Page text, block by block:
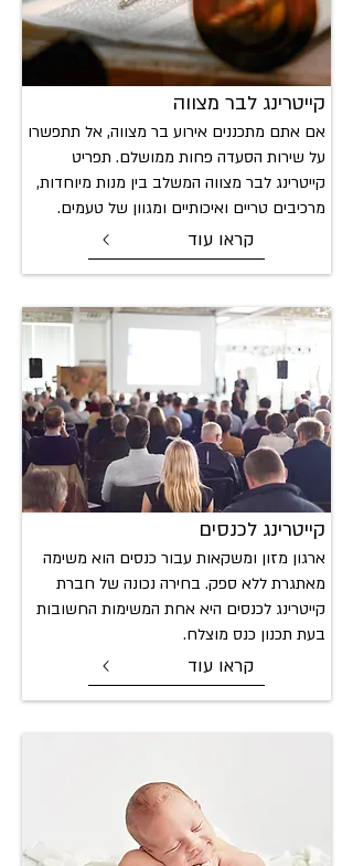
קייטרינג לבר מצווה
אם אתם מתכננים אירוע בר מצווה, אל תתפשרו
על שירות הסעדה פחות ממושלם. תפריט
קייטרינג לבר מצווה המשלב בין מנות מיוחדות,
מרכיבים טריים ואיכותיים ומגוון של טעמים.
קראו עוד
קייטרינג לכנסים
ארגון מזון ומשקאות עבור כנסים הוא משימה
מאתגרת ללא ספק. בחירה נכונה של חברת
קייטרינג לכנסים היא אחת המשימות החשובות
בעת תכנון כנס מוצלח.
קראו עוד